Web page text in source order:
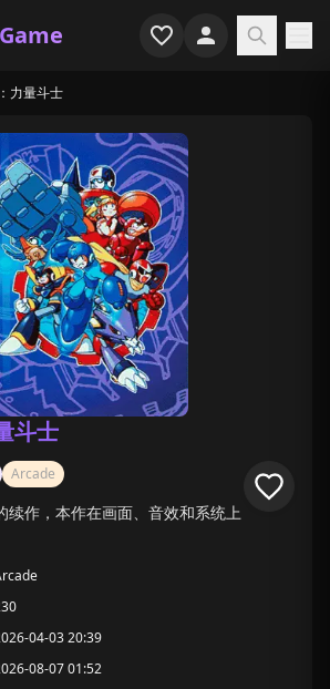
力量斗士
斗士
Arcade
续作，本作在画面、音效和系统上
04-03 20:39
08-07 01:52